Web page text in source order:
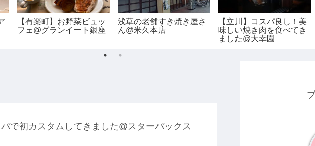
①【成田→那覇】一泊二
日沖縄旅行@那覇
吉祥寺の猫カフェ@ 猫カ
フェMOCHA
種マシマシ！チョコ種２
倍！@スイカバー
で初カスタムしてきました@スターバックス